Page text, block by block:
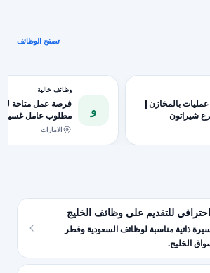
تصفح الوظائف
بالمخازن |
شيراتون
و
وظائف خالية
فرصة عمل متاحة
مطلوب عامل غسيل
في امارة أبو ظبي
الامارات
ذاتية مناسبة لوظائف السعودية وقطر
الخليج.